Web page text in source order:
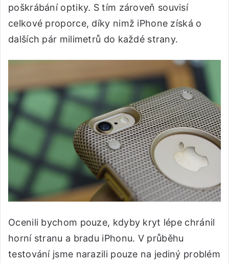
poškrábání optiky. S tím zároveň souvisí
celkové proporce, díky nimž iPhone získá o
dalších pár milimetrů do každé strany.
Ocenili bychom pouze, kdyby kryt lépe chránil
horní stranu a bradu iPhonu. V průběhu
testování jsme narazili pouze na jediný problém